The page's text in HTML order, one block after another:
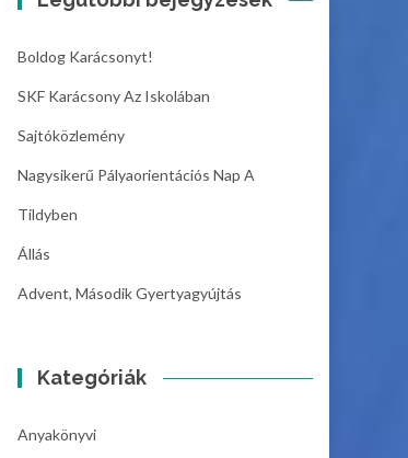
Boldog Karácsonyt!
SKF Karácsony Az Iskolában
Sajtóközlemény
Nagysikerű Pályaorientációs Nap A
Tildyben
Állás
Advent, Második Gyertyagyújtás
Kategóriák
Anyakönyvi